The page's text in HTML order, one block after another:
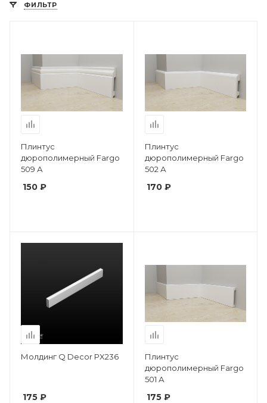
ФИЛЬТР
Плинтус
дюрополимерный Fargo
509 А
150 ₽
Плинтус
дюрополимерный Fargo
502 А
170 ₽
Молдинг Q Decor PX236
175 ₽
Плинтус
дюрополимерный Fargo
501 А
175 ₽